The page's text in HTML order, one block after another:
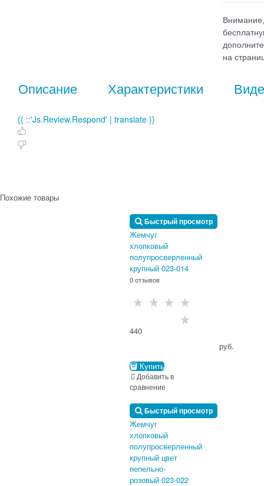
на
Описание Характеристики
{{ ::'Js.Review.Respond' | translate }}
Похожие товары
Быстрый просмотр
Жемчуг
хлопковый
полупросверленный
крупный 023-014
0 отзывов
440
                                      руб.
Купить
Добавить в
сравнение
Быстрый просмотр
Жемчуг
хлопковый
полупросверленный
крупный цвет
пепельно-
розовый 023-022